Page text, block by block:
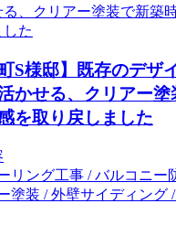
町S様邸】既存のデザ
かせる、クリアー塗
を取り戻しました
リング工事 / バルコニー
塗装 / 外壁サイディング